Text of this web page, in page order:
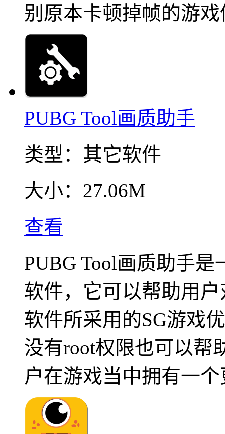
别原本卡顿掉帧的游
PUBG Tool画质助手
类型： 其它软件
大小： 27.06M
查看
PUBG Tool画质助手
软件，它可以帮助用
软件所采用的SG游戏
没有root权限也可以帮
户在游戏当中拥有一